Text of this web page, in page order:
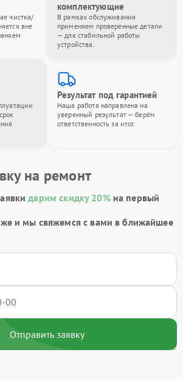
чистка/
вне
комплектующие
В рамках обслуживания
применяем проверенные детали
— для стабильной работы
устройства.
Результат под гарантией
Наша работа направлена на
уверенный результат — берём
ответственность за итог.
на ремонт
дарим скидку 20%на первый
и мы свяжемся с вами в ближайшее
Отправить заявку